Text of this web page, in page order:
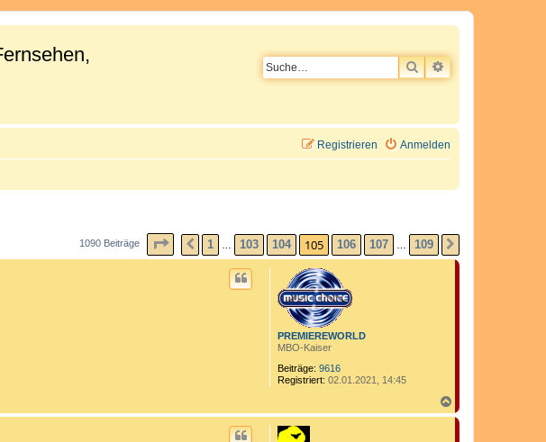
SUCHEERWEITERTE
Anmelden
Registrieren
1090 Beiträge SEITE 105 VON 109
VORHERIGE
1 103 104 105 106 107 109
PREMIEREWORLD
MBO-Kaiser
Beiträge: 9616
Registriert: 02.01.2021, 14:45
a
c